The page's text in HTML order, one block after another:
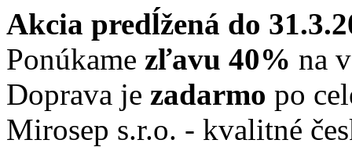
Akcia predĺžená do
Ponúkame zľavu 40% na
Doprava je zadarmo po
Mirosep s.r.o. - kvalitné